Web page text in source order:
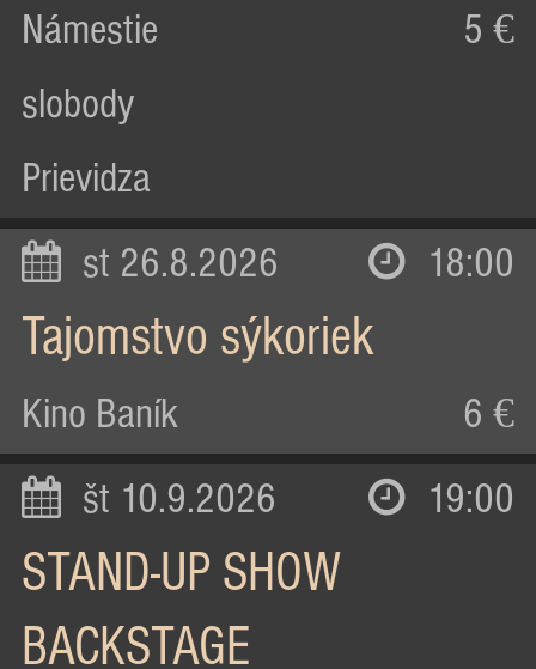
Námestie
slobody
Prievidza
5 €
st 26.8.2026 18:00
Tajomstvo sýkoriek
Kino Baník 6 €
št 10.9.2026 19:00
STAND-UP SHOW
BACKSTAGE